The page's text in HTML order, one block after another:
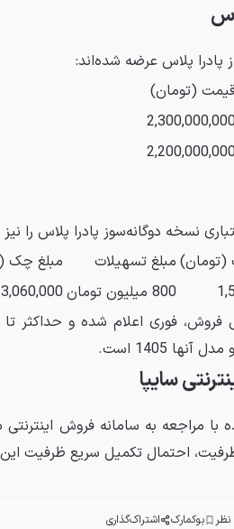
پلاس عرضه شده‌اند:
(تومان)
نسخه دوگانه‌سوز پادرا پلاس را
مبلغ تسهیلات مبلغ چک
800 میلیون تومان
1405 است.
سایپا
با مراجعه به سامانه فروش
احتمال تکمیل سریع ظرفیت
نظر بوکمارک اشتراک‌گذاری